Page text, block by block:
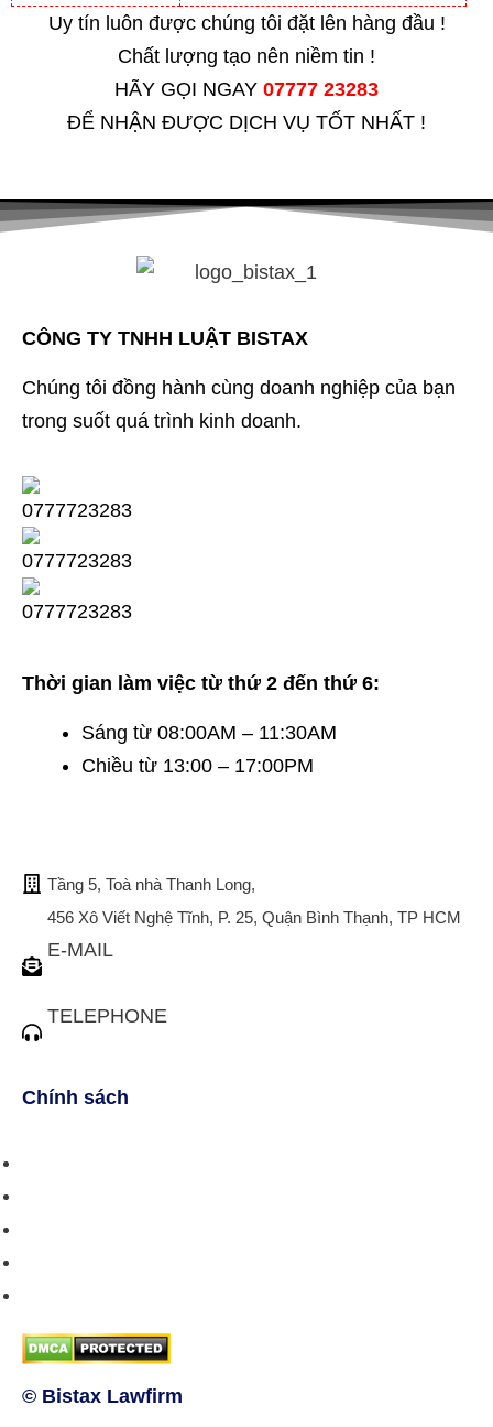
Uy tín luôn được chúng tôi đặt lên hàng đầu !
Chất lượng tạo nên niềm tin !
HÃY GỌI NGAY 07777 23283
ĐỂ NHẬN ĐƯỢC DỊCH VỤ TỐT NHẤT !
CÔNG TY TNHH LUẬT BISTAX
Chúng tôi đồng hành cùng doanh nghiệp của bạn
trong suốt quá trình kinh doanh.
Thời gian làm việc từ thứ 2 đến thứ 6:
Sáng từ 08:00AM – 11:30AM
Chiều từ 13:00 – 17:00PM
Tầng 5, Toà nhà Thanh Long,
456 Xô Viết Nghệ Tĩnh, P. 25, Quận Bình Thạnh, TP HCM
E-MAIL
TELEPHONE
Chính sách
© Bistax Lawfirm